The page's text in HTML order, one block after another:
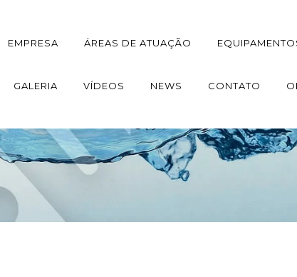
EMPRESA ÁREAS DE ATUAÇÃO
GALERIA VÍDEOS NEWS CONTATO